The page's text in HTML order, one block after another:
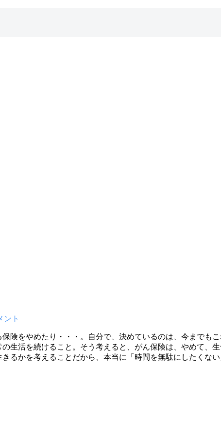
ント
険をやめたり・・・。自分で、決めているのは、今まで
生活を続けること。そう考えると、がん保険は、やめて、
るかを考えることだから、本当に「時間を無駄にしたくない